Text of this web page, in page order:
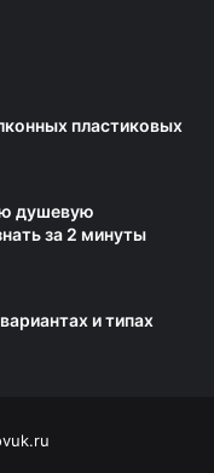
пластиковых
душевую
за 2 минуты
и типах